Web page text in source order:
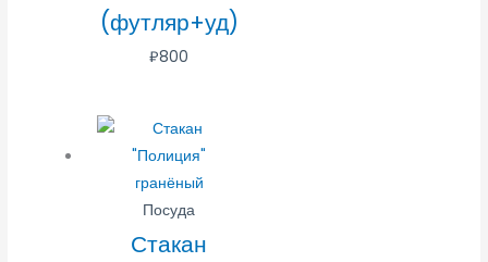
(футляр+уд)
₽800
Посуда
Стакан